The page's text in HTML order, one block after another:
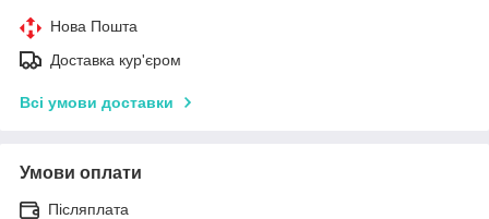
Нова Пошта
Доставка кур'єром
Всі умови доставки
Умови оплати
Післяплата